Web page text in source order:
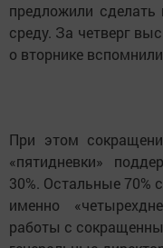
предложили
среду. За четверг
о вторнике
При этом
«пятидневки»
30%. Остальные 70%
именно
работы с